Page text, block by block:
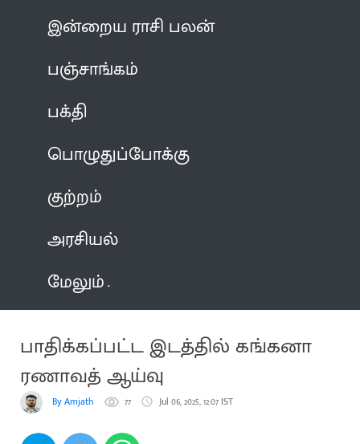
இன்றைய ராசி பலன்
பஞ்சாங்கம்
பக்தி
பொழுதுப்போக்கு
குற்றம்
அரசியல்
மேலும்
பாதிக்கப்பட்ட இடத்தில் கங்கனா
ரணாவத் ஆய்வு
By Amjath 77 Jul 06, 2025, 12:07 IST